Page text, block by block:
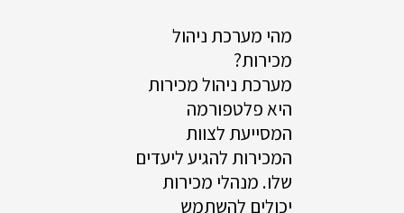
מהי מערכת ניהול
מכירות?
מערכת ניהול מכירות
היא פלטפורמה
המסייעת לצוות
המכירות להגיע ליעדים
שלו. מנהלי מכירות
יכולים להשתמש